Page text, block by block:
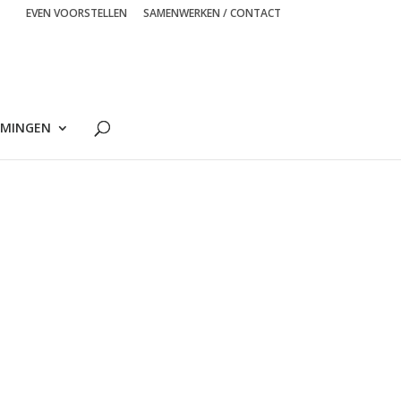
EVEN VOORSTELLEN SAMENWERKEN / CONTACT